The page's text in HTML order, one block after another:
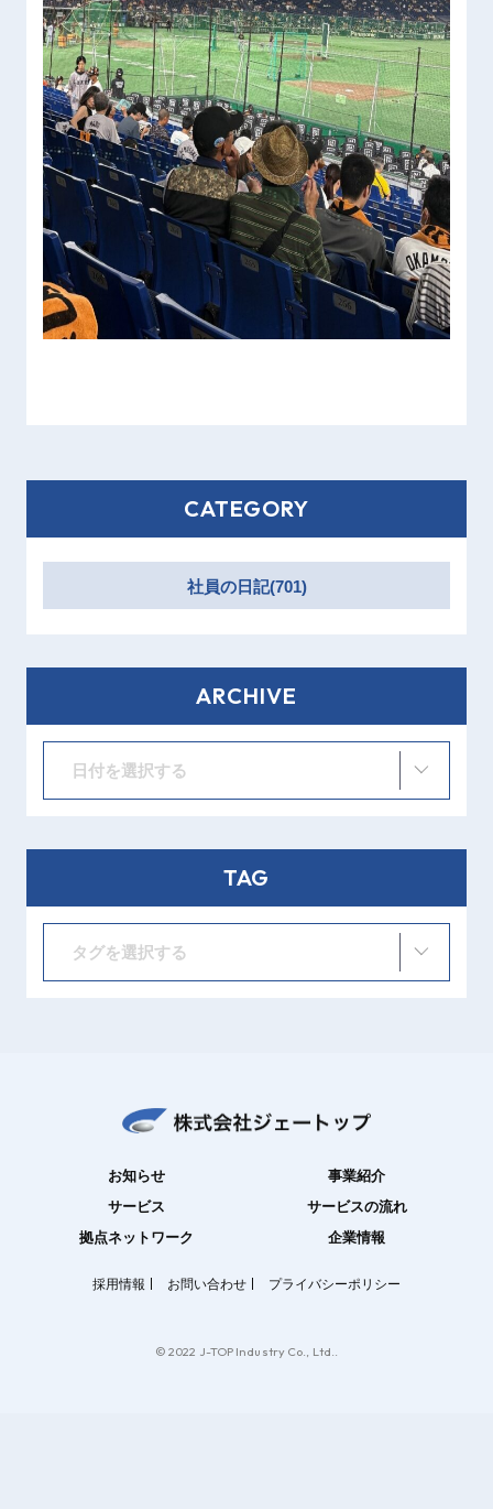
CATEGORY
社員の日記(701)
ARCHIVE
日付を選択する
TAG
タグを選択する
お知らせ
事業紹介
サービス
サービスの流れ
拠点ネットワーク
企業情報
採用情報 お問い合わせ プライバシーポリシー
© 2022 J-TOP Industry Co., Ltd..